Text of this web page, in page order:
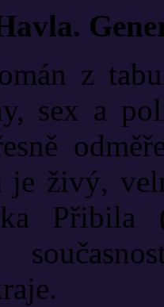
z
sex a
je živý,
Přibila